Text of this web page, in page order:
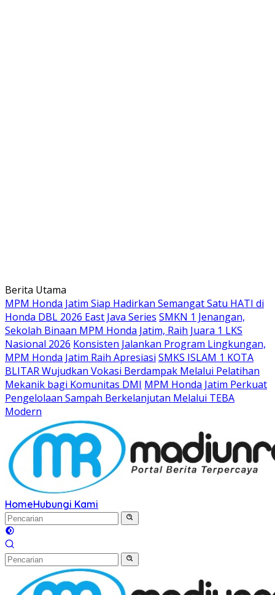
Langsung
ke
konten
Berita Utama
MPM Honda Jatim Siap Hadirkan Semangat Satu HATI di
Honda DBL 2026 East Java Series SMKN 1 Jenangan,
Sekolah Binaan MPM Honda Jatim, Raih Juara 1 LKS
Nasional 2026 Konsisten Jalankan Program Lingkungan,
MPM Honda Jatim Raih Apresiasi SMKS ISLAM 1 KOTA
BLITAR Wujudkan Vokasi Berdampak Melalui Pelatihan
Mekanik bagi Komunitas DMI MPM Honda Jatim Perkuat
Pengelolaan Sampah Berkelanjutan Melalui TEBA
Modern
HomeHubungi Kami